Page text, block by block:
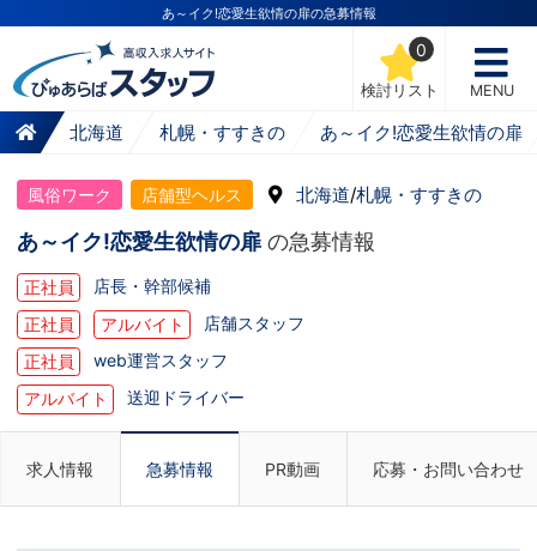
あ～イク!恋愛生欲情の扉の急募情報
検討リスト
0
MENU
北海道 札幌・すすきの あ～イク!恋愛生欲情の扉
風俗ワーク 店舗型ヘルス 北海道/札幌・すすきの
あ～イク!恋愛生欲情の扉 の急募情報
正社員
店長・幹部候補
正社員
アルバイト
店舗スタッフ
正社員
web運営スタッフ
アルバイト
送迎ドライバー
求人情報 急募情報 PR動画 応募・お問い合わせ